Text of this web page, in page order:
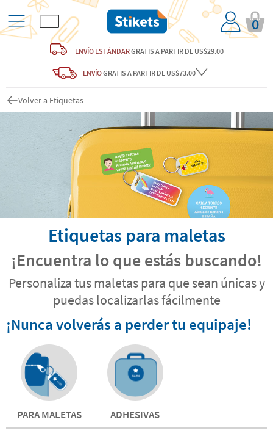
0
ENVÍO ESTÁNDARGRATIS A PARTIR DE US$29.00
ENVÍOGRATIS A PARTIR DE US$73.00
Volver a Etiquetas
Etiquetas para maletas
¡Encuentra lo que estás buscando!
Personaliza tus maletas para que sean únicas y
puedas localizarlas fácilmente
¡Nunca volverás a perder tu equipaje!
PARA MALETAS ADHESIVAS